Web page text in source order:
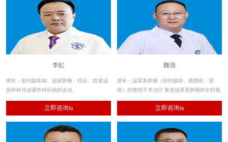
李虹
擅长：前列腺疾病、泌尿肿瘤、结石、腔道泌
尿外科等泌尿外科疾病的诊治。
立即咨询ta
魏强
擅长：泌尿系肿瘤（前列腺癌、膀胱癌、肾
癌）的微创手术治疗 复杂泌尿系肿瘤的全程规
等的激光及经尿道微创手术治疗）
立即咨询ta